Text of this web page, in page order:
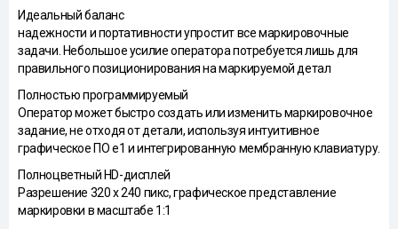
Идеальный баланс
надежности и портативности упростит все маркировочные
задачи. Небольшое усилие оператора потребуется лишь для
правильного позиционирования на маркируемой детал
Полностью программируемый
Оператор может быстро создать или изменить маркировочное
задание, не отходя от детали, используя интуитивное
графическое ПО e1 и интегрированную мембранную клавиатуру.
Полноцветный HD-дисплей
Разрешение 320 x 240 пикс, графическое представление
маркировки в масштабе 1:1